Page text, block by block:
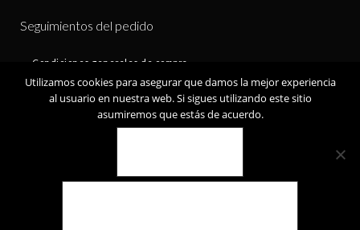
Seguimientos del pedido
Condiciones generales de compra
Plazos de entrega
Política de privacidad
Política de cookies
© Fontamax 2019
Utilizamos cookies para asegurar que damos la mejor experiencia
al usuario en nuestra web. Si sigues utilizando este sitio
asumiremos que estás de acuerdo.